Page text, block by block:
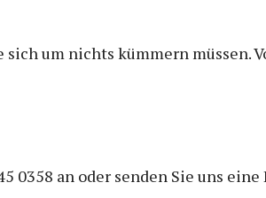
um nichts kümmern müssen.
0358 an oder senden Sie uns